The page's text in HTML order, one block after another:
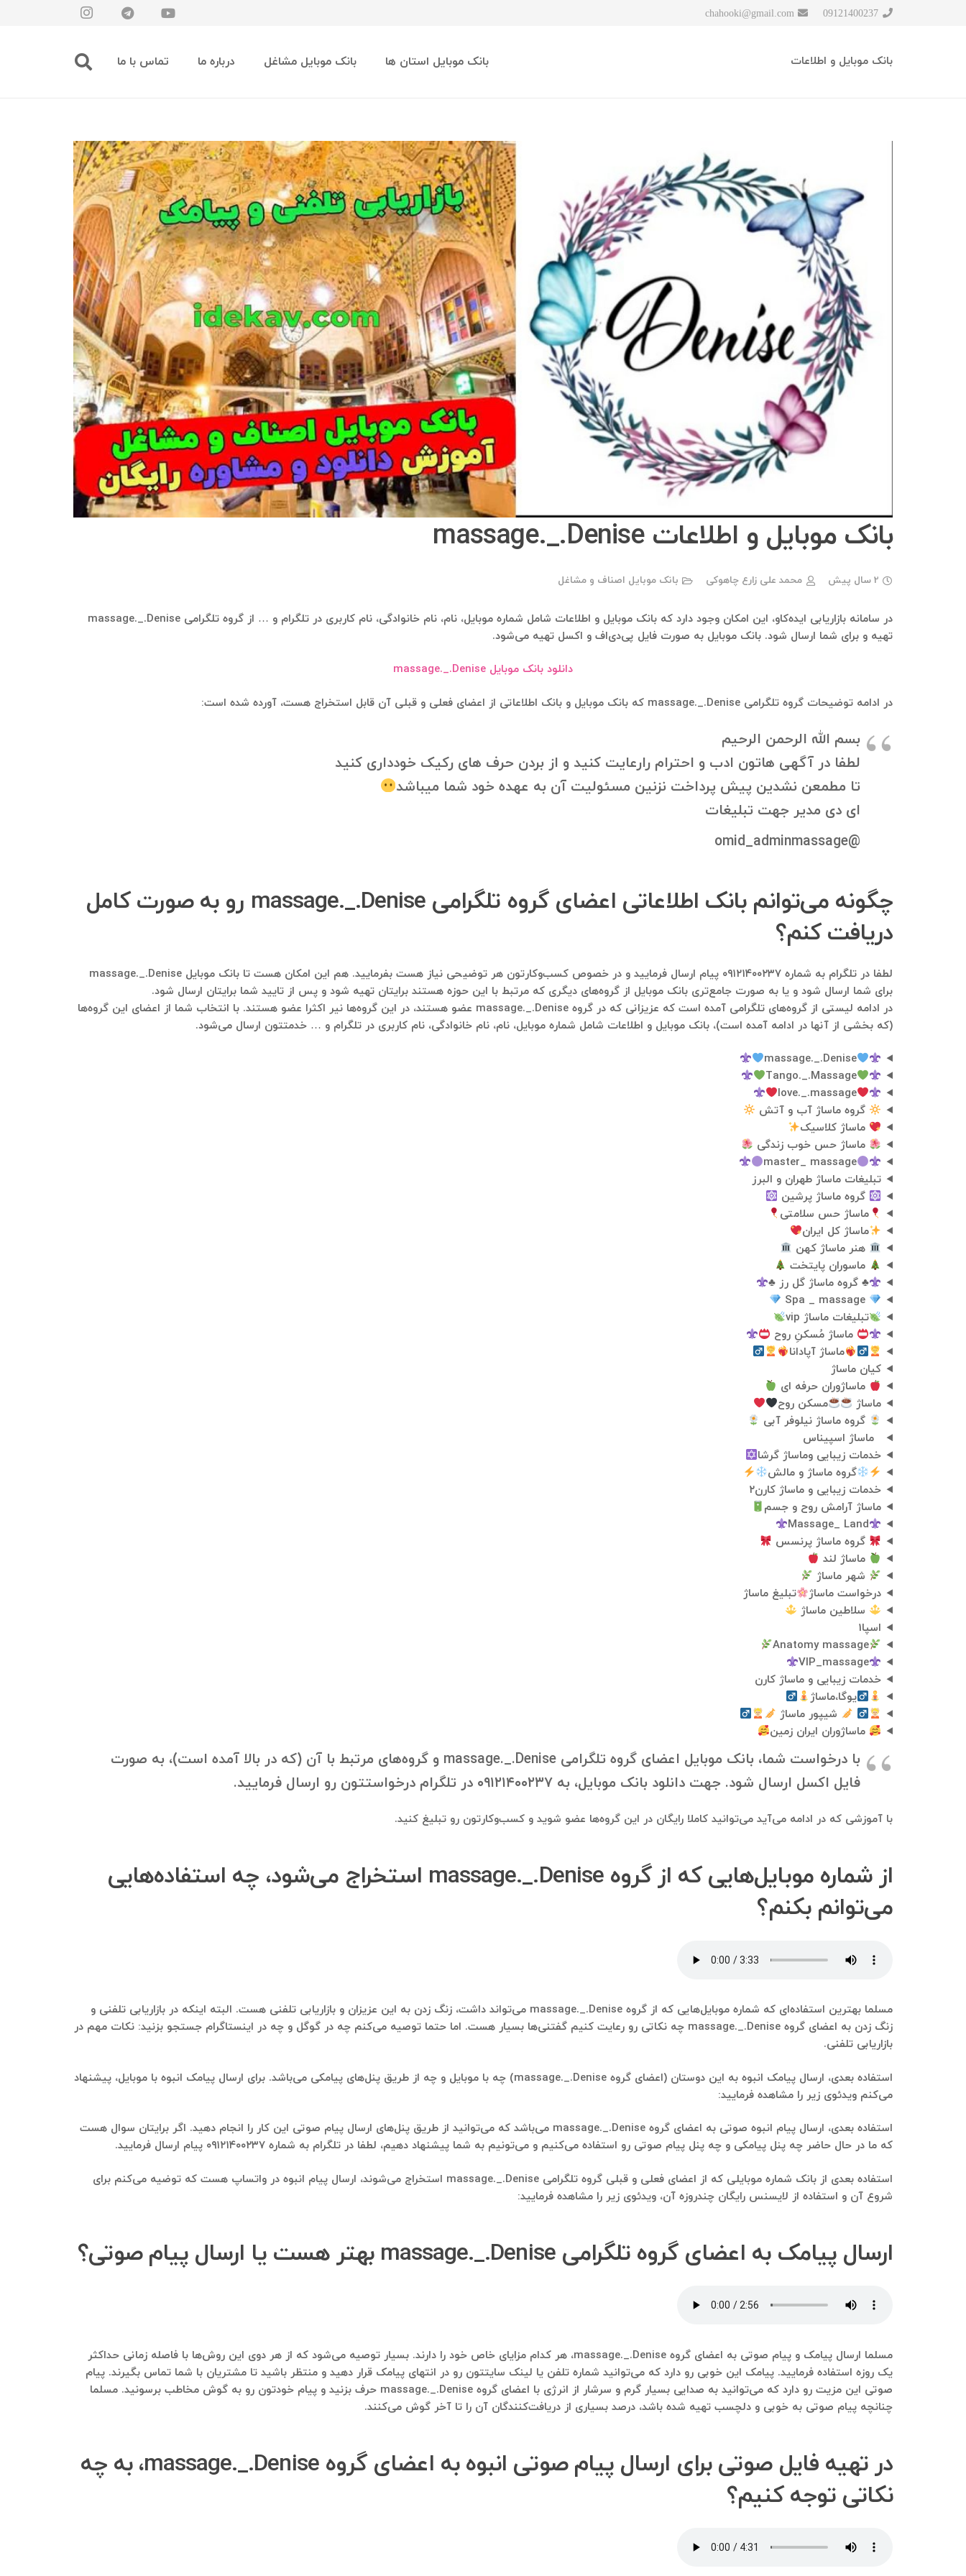
09121400237
chahooki@gmail.com
بانک موبایل و اطلاعات بانک موبایل استان ها بانک موبایل مشاغل درباره ما تماس با ما
بانک موبایل و اطلاعات massage._.Denise
2 سال پیش محمد علی زارع چاهوکی بانک موبایل اصناف و مشاغل
در سامانه بازاریابی ایده‌کاو، این امکان وجود دارد که بانک موبایل و اطلاعات شامل شماره موبایل، نام، نام خانوادگی، نام کاربری در تلگرام و … از گروه تلگرامی massage._.Denise
تهیه و برای شما ارسال شود. بانک موبایل به صورت فایل پی‌دی‌اف و اکسل تهیه می‌شود.
دانلود بانک موبایل massage._.Denise
در ادامه توضیحات گروه تلگرامی massage._.Denise که بانک موبایل و بانک اطلاعاتی از اعضای فعلی و قبلی آن قابل استخراج هست، آورده شده است:
بسم الله الرحمن الرحیم
لطفا در آگهی هاتون ادب و احترام رارعایت کنید و از بردن حرف های رکیک خودداری کنید
تا مطمعن نشدین پیش پرداخت نزنین مسئولیت آن به عهده خود شما میباشد
ای دی مدیر جهت تبلیغات
@omid_adminmassage
چگونه می‌توانم بانک اطلاعاتی اعضای گروه تلگرامی massage._.Denise رو به صورت کامل
دریافت کنم؟
لطفا در تلگرام به شماره ۰۹۱۲۱۴۰۰۲۳۷ پیام ارسال فرمایید و در خصوص کسب‌وکارتون هر توضیحی نیاز هست بفرمایید. هم این امکان هست تا بانک موبایل massage._.Denise
برای شما ارسال شود و یا به صورت جامع‌تری بانک موبایل از گروه‌های دیگری که مرتبط با این حوزه هستند برایتان تهیه شود و پس از تایید شما برایتان ارسال شود.
در ادامه لیستی از گروه‌های تلگرامی آمده است که عزیزانی که در گروه massage._.Denise عضو هستند، در این گروه‌ها نیر اکثرا عضو هستند. با انتخاب شما از اعضای این گروه‌ها
(که بخشی از آنها در ادامه آمده است)، بانک موبایل و اطلاعات شامل شماره موبایل، نام، نام خانوادگی، نام کاربری در تلگرام و … خدمتتون ارسال می‌شود.
massage._.Denise
Tango._.Massage
love._.massage
گروه ماساژ آب و آتش
ماساژ کلاسیک
ماساژ حس خوب زندگی
master_ massage
تبلیغات‌ ماساژ طهران و البرز
گروه ماساژ پرشین
ماساژ حس سلامتی
ماساژ کل ایران
هنر ماساژ کهن
ماسوران پایتخت
♣️گروه ماساژ گل رز ♣️
تبلیغات ماساژ vip
ماساژ مُسکنِ روح
ماساژ آپادانا
کیان ماساژ
ماساژوران حرفه ای
ماساژ
مسکن روح
گروه ماساژ نیلوفر آبی
️ ️ ماساژ اسپیناس️️ ️️
خدمات زیبایی وماساژ گرشا
گروه ماساژ و مالش
خدمات زیبایی و ماساژ کارن۲
ماساژ آرامش روح و جسم
Massage_ Land
گروه ماساژ پرنسس
ماساژ لند
شهر ماساژ
درخواست ماساژ
تبلیغ ماساژ
سلاطین ماساژ
اسپا1
Anatomy massage
VIP_massage
خدمات زیبایی و ماساژ کارن
یوگا،ماساژ
شیپور ماساژ
ماساژوران ایران زمین
با درخواست شما، بانک موبایل اعضای گروه تلگرامی massage._.Denise و گروه‌های مرتبط با آن (که در بالا آمده است)، به صورت
فایل اکسل ارسال شود. جهت دانلود بانک موبایل، به ۰۹۱۲۱۴۰۰۲۳۷ در تلگرام درخواستتون رو ارسال فرمایید.
با آموزشی که در ادامه می‌آید می‌توانید کاملا رایگان در این گروه‌ها عضو شوید و کسب‌وکارتون رو تبلیغ کنید.
از شماره موبایل‌هایی که از گروه massage._.Denise استخراج می‌شود، چه استفاده‌هایی
می‌توانم بکنم؟
مسلما بهترین استفاده‌ای که شماره موبایل‌هایی که از گروه massage._.Denise می‌تواند داشت، زنگ زدن به این عزیزان و بازاریابی تلفنی هست. البته اینکه در بازاریابی تلفنی و
زنگ زدن به اعضای گروه massage._.Denise چه نکاتی رو رعایت کنیم گفتنی‌ها بسیار هست. اما حتما توصیه می‌کنم چه در گوگل و چه در اینستاگرام جستجو بزنید: نکات مهم در
بازاریابی تلفنی.
استفاده بعدی، ارسال پیامک انبوه به این دوستان (اعضای گروه massage._.Denise) چه با موبایل و چه از طریق پنل‌های پیامکی می‌باشد. برای ارسال پیامک انبوه با موبایل، پیشنهاد
می‌کنم ویدئوی زیر را مشاهده فرمایید:
استفاده بعدی، ارسال پیام انبوه صوتی به اعضای گروه massage._.Denise می‌باشد که می‌توانید از طریق پنل‌های ارسال پیام صوتی این کار را انجام دهید. اگر برایتان سوال هست
که ما در حال حاضر چه پنل پیامکی و چه پنل پیام صوتی رو استفاده می‌کنیم و می‌تونیم به شما پیشنهاد دهیم، لطفا در تلگرام به شماره ۰۹۱۲۱۴۰۰۲۳۷ پیام ارسال فرمایید.
استفاده بعدی از بانک شماره موبایلی که از اعضای فعلی و قبلی گروه تلگرامی massage._.Denise استخراج می‌شوند، ارسال پیام انبوه در واتساپ هست که توضیه می‌کنم برای
شروع آن و استفاده از لایسنس رایگان چندروزه آن، ویدئوی زیر را مشاهده فرمایید:
ارسال پیامک به اعضای گروه تلگرامی massage._.Denise بهتر هست یا ارسال پیام صوتی؟
مسلما ارسال پیامک و پیام صوتی به اعضای گروه massage._.Denise، هر کدام مزایای خاص خود را دارند. بسیار توصیه می‌شود که از هر دوی این روش‌ها با فاصله زمانی حداکثر
یک روزه استفاده فرمایید. پیامک این خوبی رو دارد که می‌توانید شماره تلفن یا لینک سایتتون رو در انتهای پیامک قرار دهید و منتظر باشید تا مشتریان با شما تماس بگیرند. پیام
صوتی این مزیت رو دارد که می‌توانید به صدایی بسیار گرم و سرشار از انرژی با اعضای گروه massage._.Denise حرف بزنید و پیام خودتون رو به گوش مخاطب برسونید. مسلما
چنانچه پیام صوتی به خوبی و دلچسب تهیه شده باشد، درصد بسیاری از دریافت‌کنندگان آن را تا آخر گوش می‌کنند.
در تهیه فایل صوتی برای ارسال پیام صوتی انبوه به اعضای گروه massage._.Denise، به چه
نکاتی توجه کنیم؟